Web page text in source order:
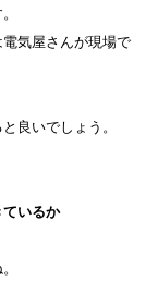
気屋さんが現場で
良いでしょう。
ているか